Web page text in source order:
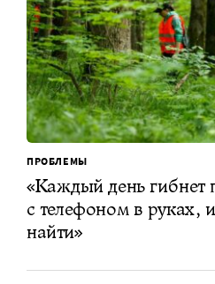
ПРОБЛЕМЫ
«Каждый день гибнет
с телефоном в руках,
найти»